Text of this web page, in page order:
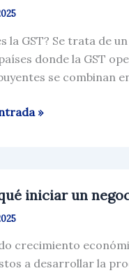
la GST? Se trata de
donde la GST
se combinan
»
iniciar un
crecimiento
a desarrollar la